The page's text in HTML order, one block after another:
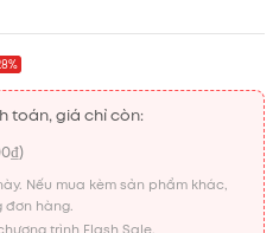
toán, giá chỉ còn:
)
Nếu mua kèm sản phẩm khác,
đơn hàng.